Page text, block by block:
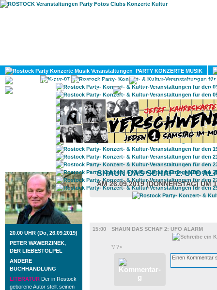
PARTY KONZERTE MUSIK
KULTUR
GAY
ROSTOCK TAGESTIPP
20.00 UHR (Do, 26.09.2019)
PETER WAWERZINEK,
DER LIEBESTÖLPEL
ANDERE
BUCHHANDLUNG
LITERATUR Der in Rostock
geborene Autor stellt seinen
SHAUN DAS SCHAF 2: UFO
AM 26.09.2019 (DONNERSTAG) UM
15:00
SHAUN DAS SCHAF 2: UFO ALARM
*/ ?>